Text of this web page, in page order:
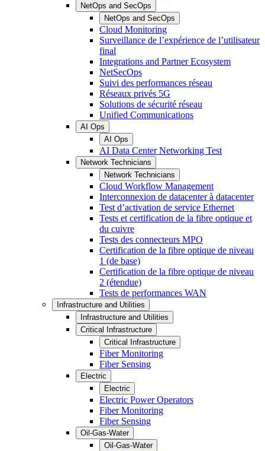
NetOps and SecOps
NetOps and SecOps
Cloud Monitoring
Surveillance de l’expérience de l’utilisateur
final
Integrations and Partner Ecosystem
NetSecOps
Suivi des performances réseau
Réseaux privés 5G
Solutions de sécurité réseau
Unified Communications
AI Ops
AI Ops
AI Data Center Networking Test
Network Technicians
Network Technicians
Cloud Workflow Management
Interconnexion de datacenter à datacenter
Test d’activation de service Ethernet
Tests et certification de la fibre optique et
du cuivre
Tests des connecteurs MPO
Certification de la fibre optique de niveau
1 (de base)
Certification de la fibre optique de niveau
2 (étendue)
Tests de performances WAN
Infrastructure and Utilities
Infrastructure and Utilities
Critical Infrastructure
Critical Infrastructure
Fiber Monitoring
Fiber Sensing
Electric
Electric
Electric Power Operators
Fiber Monitoring
Fiber Sensing
Oil-Gas-Water
Oil-Gas-Water